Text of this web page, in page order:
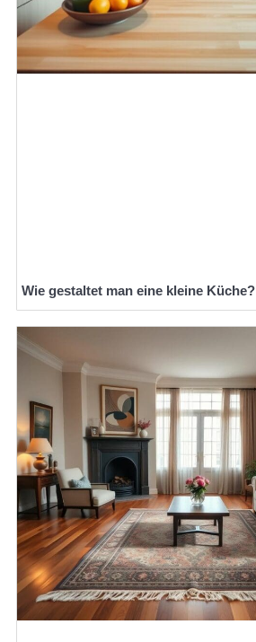
Wie gestaltet man eine kleine Küche?